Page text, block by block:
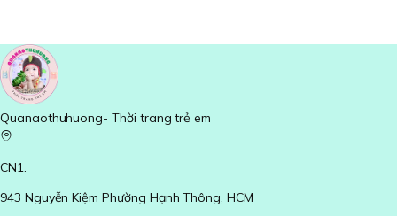
Quanaothuhuong- Thời trang trẻ em
CN1:
943 Nguyễn Kiệm Phường Hạnh Thông, HCM